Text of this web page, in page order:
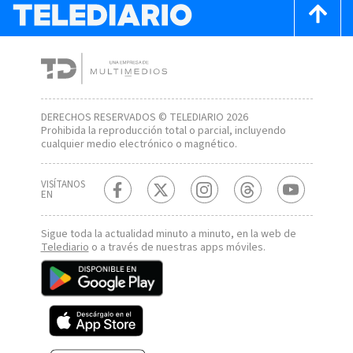
DERECHOS RESERVADOS © TELEDIARIO 2026
Prohibida la reproducción total o parcial, incluyendo
cualquier medio electrónico o magnético.
VISÍTANOS
EN
Sigue toda la actualidad minuto a minuto, en la web de
Telediarioo a través de nuestras apps móviles.